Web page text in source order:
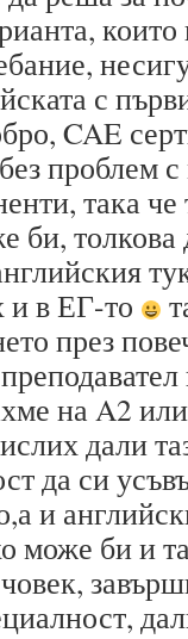
с
CAE
проблем
така че
би, толкова
и в ЕГ-то
през
на A2
дали
да си
и
може би и